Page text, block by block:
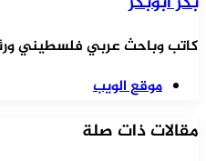
كاتب وباحث عربي فلسطيني
موقع الويب
مقالات ذات صلة